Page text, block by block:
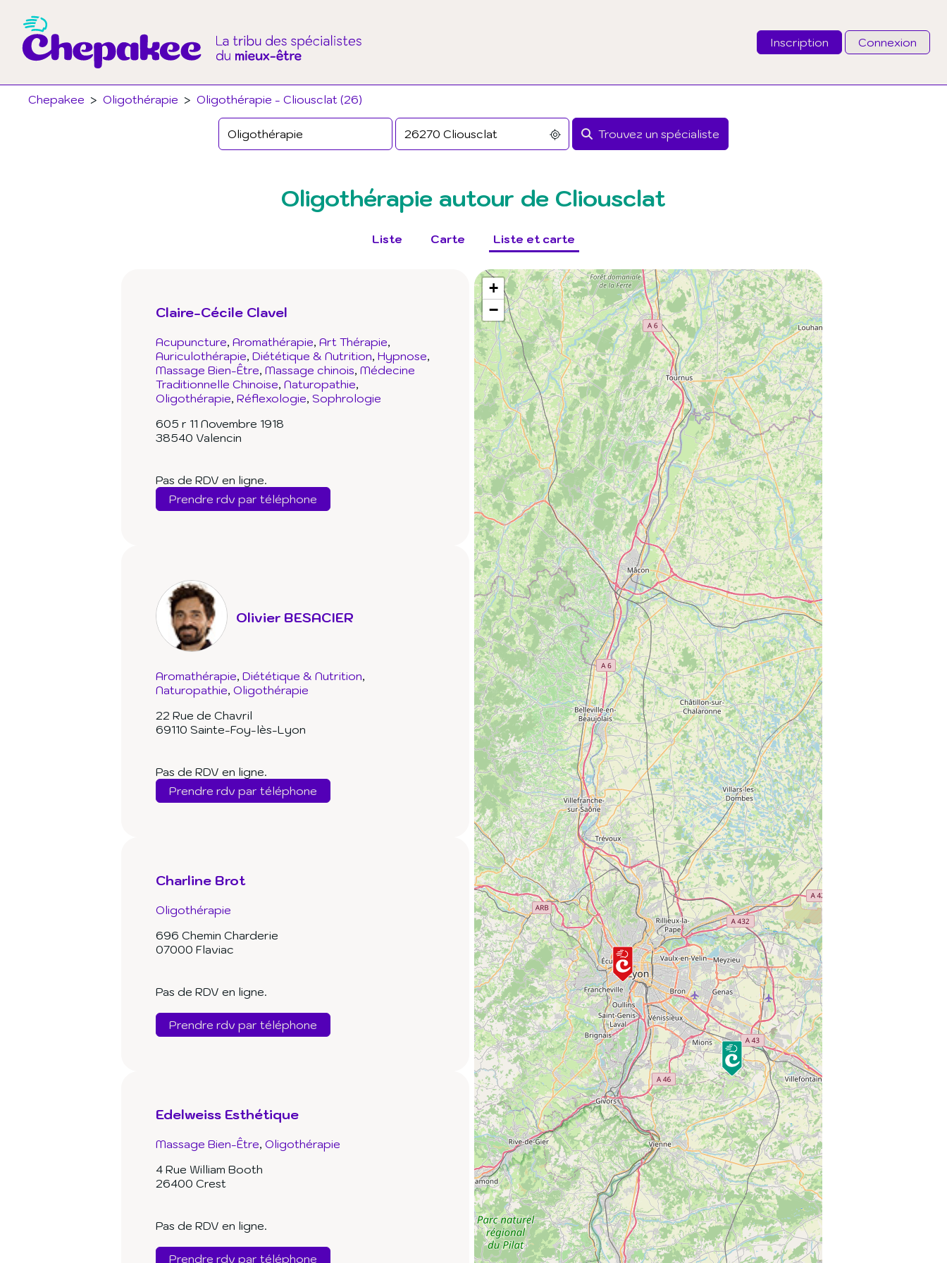
Inscription Connexion
Chepakee > Oligothérapie > Oligothérapie - Cliousclat (26)
Trouvez un spécialiste
Email
Mot de passe
Oligothérapie autour de Cliousclat
Liste Carte Liste et carte
Claire-Cécile Clavel
Acupuncture Aromathérapie Art Thérapie
Auriculothérapie Diététique & Nutrition Hypnose
Massage Bien-Être Massage chinois Médecine
Traditionnelle Chinoise Naturopathie
Oligothérapie Réflexologie Sophrologie
605 r 11 Novembre 1918
38540 Valencin
Pas de RDV en ligne.
Prendre rdv par téléphone
Olivier BESACIER
Aromathérapie Diététique & Nutrition
Naturopathie Oligothérapie
22 Rue de Chavril
69110 Sainte-Foy-lès-Lyon
Pas de RDV en ligne.
Prendre rdv par téléphone
Charline Brot
Oligothérapie
696 Chemin Charderie
07000 Flaviac
Pas de RDV en ligne.
Prendre rdv par téléphone
Edelweiss Esthétique
Massage Bien-Être Oligothérapie
4 Rue William Booth
26400 Crest
Pas de RDV en ligne.
Prendre rdv par téléphone
+
−